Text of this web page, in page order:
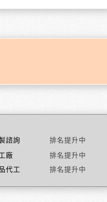
諮詢
排名提升中
廠
排名提升中
代工 排名提升中